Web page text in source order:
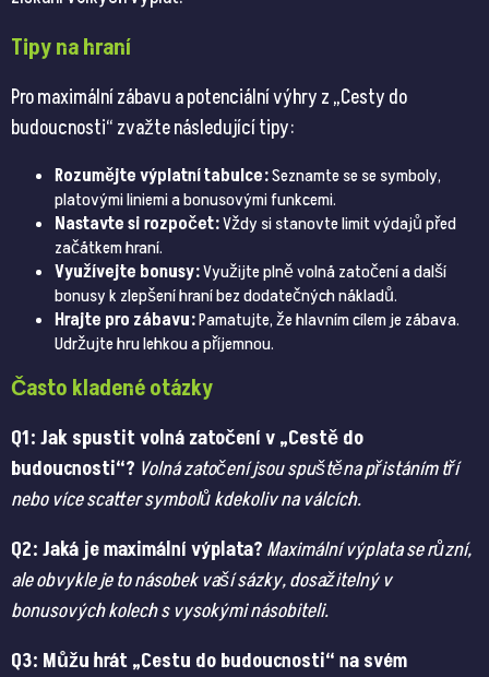
Tipy na hraní
Pro maximální zábavu a potenciální výhry z „Cesty do
budoucnosti“ zvažte následující tipy:
Rozumějte výplatní tabulce:Seznamte se se symboly,
platovými liniemi a bonusovými funkcemi.
Nastavte si rozpočet:Vždy si stanovte limit výdajů před
začátkem hraní.
Využívejte bonusy:Využijte plně volná zatočení a další
bonusy k zlepšení hraní bez dodatečných nákladů.
Hrajte pro zábavu:Pamatujte, že hlavním cílem je zábava.
Udržujte hru lehkou a příjemnou.
Často kladené otázky
Q1: Jak spustit volná zatočení v „Cestě do
budoucnosti“? Volná zatočení jsou spuštěna přistáním tří
nebo více scatter symbolů kdekoliv na válcích.
Q2: Jaká je maximální výplata? Maximální výplata se různí,
ale obvykle je to násobek vaší sázky, dosažitelný v
bonusových kolech s vysokými násobiteli.
Q3: Můžu hrát „Cestu do budoucnosti“ na svém